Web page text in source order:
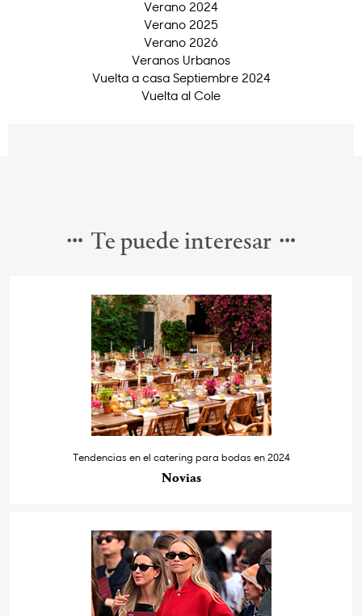
Verano 2024
Verano 2025
Verano 2026
Veranos Urbanos
Vuelta a casa Septiembre 2024
Vuelta al Cole
Te puede interesar
Tendencias en el catering para bodas en 2024
Novias